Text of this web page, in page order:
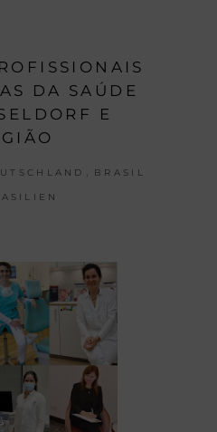
DA SAÚDE
E
BRASIL